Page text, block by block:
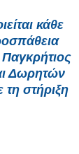
κάθε
Δωρητών
στήριξη